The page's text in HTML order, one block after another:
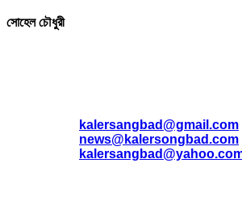
সোহেল চৌধুরী
kalersangbad@gmail.com
news@kalersongbad.com